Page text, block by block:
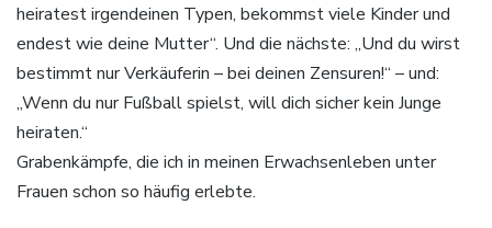
heiratest irgendeinen Typen, bekommst viele Kinder und
endest wie deine Mutter“. Und die nächste: „Und du wirst
bestimmt nur Verkäuferin – bei deinen Zensuren!“ – und:
„Wenn du nur Fußball spielst, will dich sicher kein Junge
heiraten.“
Grabenkämpfe, die ich in meinen Erwachsenleben unter
Frauen schon so häufig erlebte.